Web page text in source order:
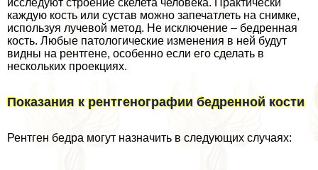
исследуют строение скелета человека. Пpaктически
каждую кость или сустав можно запечатлеть на снимке,
используя лучевой метод. Не исключение – бедренная
кость. Любые патологические изменения в ней будут
видны на рентгене, особенно если его сделать в
нескольких проекциях.
Показания к рентгенографии бедренной кости
Рентген бедра могут назначить в следующих случаях: